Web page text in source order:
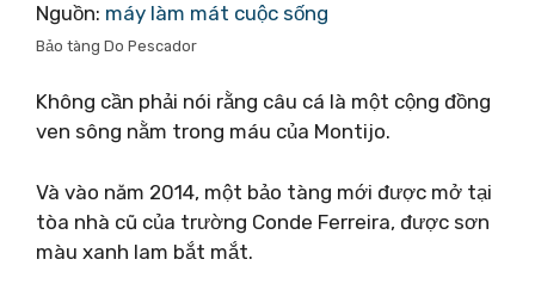
Nguồn: máy làm mát cuộc sống
Bảo tàng Do Pescador
Không cần phải nói rằng câu cá là một cộng đồng
ven sông nằm trong máu của Montijo.
Và vào năm 2014, một bảo tàng mới được mở tại
tòa nhà cũ của trường Conde Ferreira, được sơn
màu xanh lam bắt mắt.